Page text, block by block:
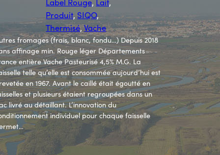
Label Rouge, Lait
Produit, SIQO
Thermisé, Vache
fromages (frais, blanc, fondu…) Depuis 2018
affinage min. Rouge léger Départements
entière Vache Pasteurisé 4,5% M.G. La
telle qu’elle est consommée aujourd’hui est
en 1967. Avant le caillé était égoutté en
et plusieurs étaient regroupées dans un
livré au détaillant. L’innovation du
individuel pour chaque faisselle